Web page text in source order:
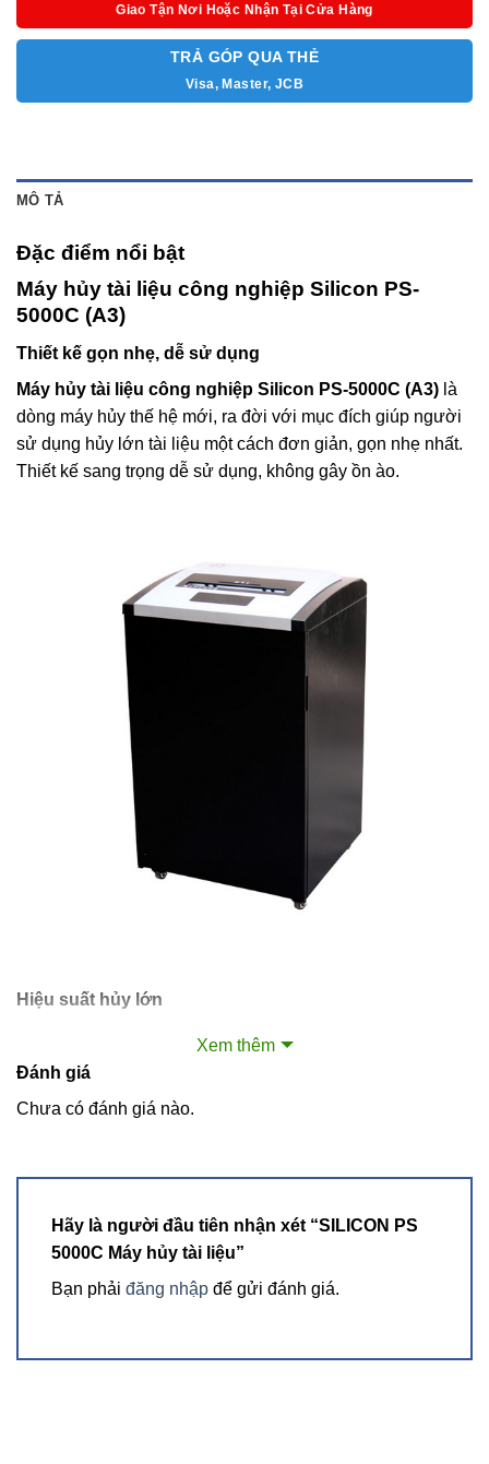
Giao Tận Nơi Hoặc Nhận Tại Cửa Hàng
TRẢ GÓP QUA THẺ
Visa, Master, JCB
MÔ TẢ
Đặc điểm nổi bật
Máy hủy tài liệu công nghiệp Silicon PS-
5000C (A3)
Thiết kế gọn nhẹ, dễ sử dụng
Máy hủy tài liệu công nghiệp Silicon PS-5000C (A3) là
dòng máy hủy thế hệ mới, ra đời với mục đích giúp người
sử dụng hủy lớn tài liệu một cách đơn giản, gọn nhẹ nhất.
Thiết kế sang trọng dễ sử dụng, không gây ồn ào.
Hiệu suất hủy lớn
Máy hủy tài liệu Silicon PS-5000C
tờ/lần, thùng chứa giấy vụn 130 lít nên phù hợp sử dụng
hàng.
tiện giúp bạn di chuyển linh hoạt máy ở nhiều vị trí.
Xem thêm
Đánh giá
Chưa có đánh giá nào.
Hãy là người đầu tiên nhận xét “SILICON PS
5000C Máy hủy tài liệu”
Bạn phải đăng nhập để gửi đánh giá.